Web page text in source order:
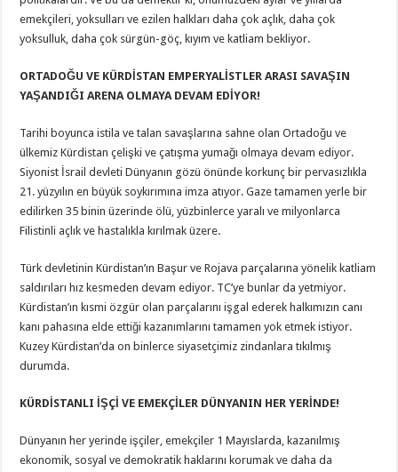
emekçileri, yoksulları ve ezilen halkları daha çok açlık, daha çok
yoksulluk, daha çok sürgün-göç, kıyım ve katliam bekliyor.
ORTADOĞU VE KÜRDİSTAN EMPERYALİSTLER ARASI SAVAŞIN
YAŞANDIĞI ARENA OLMAYA DEVAM EDİYOR!
Tarihi boyunca istila ve talan savaşlarına sahne olan Ortadoğu ve
ülkemiz Kürdistan çelişki ve çatışma yumağı olmaya devam ediyor.
Siyonist İsrail devleti Dünyanın gözü önünde korkunç bir pervasızlıkla
21. yüzyılın en büyük soykırımına imza atıyor. Gaze tamamen yerle bir
edilirken 35 binin üzerinde ölü, yüzbinlerce yaralı ve milyonlarca
Filistinli açlık ve hastalıkla kırılmak üzere.
Türk devletinin Kürdistan’ın Başur ve Rojava parçalarına yönelik katliam
saldırıları hız kesmeden devam ediyor. TC’ye bunlar da yetmiyor.
Kürdistan’ın kısmi özgür olan parçalarını işgal ederek halkımızın canı
kanı pahasına elde ettiği kazanımlarını tamamen yok etmek istiyor.
Kuzey Kürdistan’da on binlerce siyasetçimiz zindanlara tıkılmış
durumda.
KÜRDİSTANLI İŞÇİ VE EMEKÇİLER DÜNYANIN HER YERİNDE!
Dünyanın her yerinde işçiler, emekçiler 1 Mayıslarda, kazanılmış
ekonomik, sosyal ve demokratik haklarını korumak ve daha da